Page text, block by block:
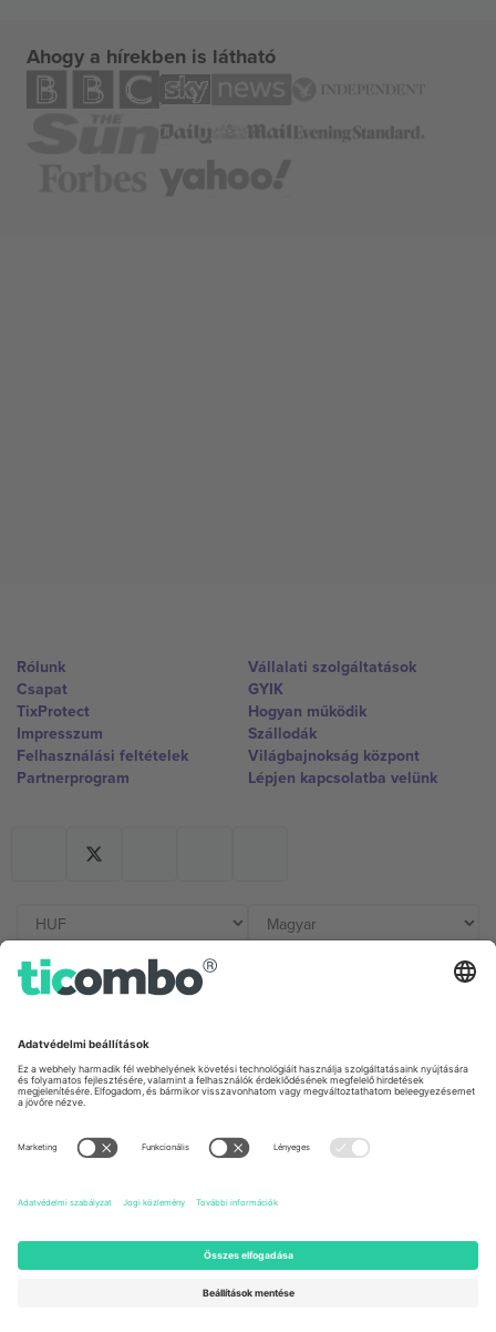
Ahogy a hírekben is látható
Rólunk
Csapat
TixProtect
Impresszum
Felhasználási feltételek
Partnerprogram
Vállalati szolgáltatások
GYIK
Hogyan működik
Szállodák
Világbajnokság központ
Lépjen kapcsolatba velünk
Irodák és támogatás
Germany
Unter den Linden 24, 10117
Berlin, Germany
167 City Road, London, Greater
131 Continental Dr, Suite 305,
Dorfstrasse 52a, 6390
United Arab Emirates